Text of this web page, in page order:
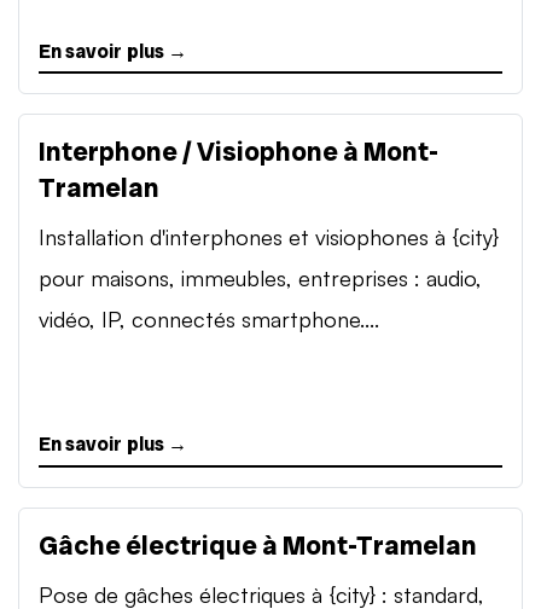
En savoir plus →
Interphone / Visiophone à Mont-
Tramelan
Installation d'interphones et visiophones à {city}
pour maisons, immeubles, entreprises : audio,
vidéo, IP, connectés smartphone....
En savoir plus →
Gâche électrique à Mont-Tramelan
Pose de gâches électriques à {city} : standard,